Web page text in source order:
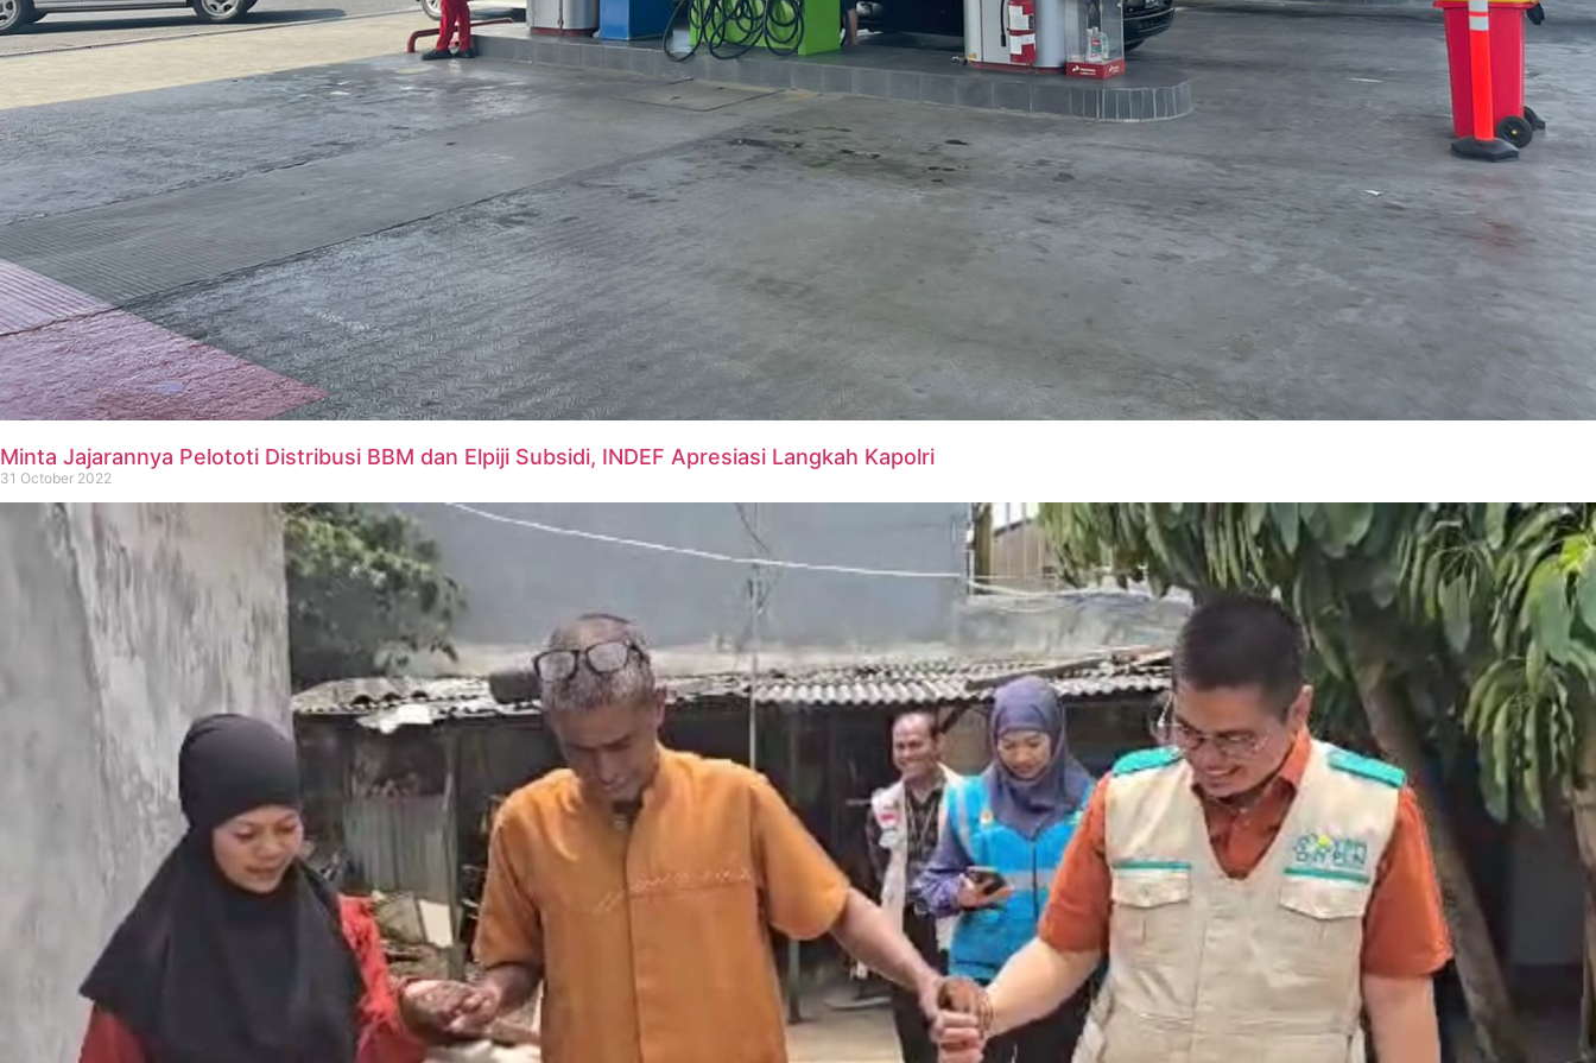
Minta Jajarannya Pelototi Distribusi BBM dan Elpiji Subsidi, INDEF Apresiasi Langkah Kapolri
31 October 2022